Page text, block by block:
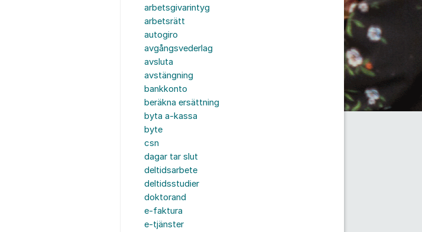
arbetsgivarintyg
arbetsrätt
autogiro
avgångsvederlag
avsluta
avstängning
bankkonto
beräkna ersättning
byta a-kassa
byte
csn
dagar tar slut
deltidsarbete
deltidsstudier
doktorand
e-faktura
e-tjänster